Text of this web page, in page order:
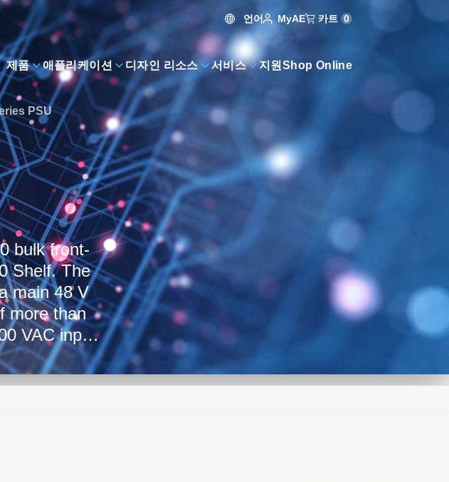
언어 MyAE 카트 0
제품 애플리케이션 디자인 리소스 서비스 지원 Shop Online
PSU
bulk front-
Shelf. The
main 48 V
more than
VAC input.
has a
hold four